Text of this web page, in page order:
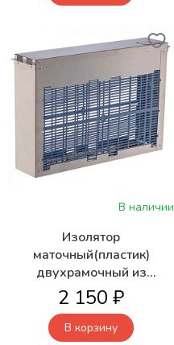
В наличии
Изолятор
маточный(пластик)
двухрамочный из
нержавеющей стали
ИМП-2 (Феролайф
Белоруссия)
2 150 ₽
В корзину